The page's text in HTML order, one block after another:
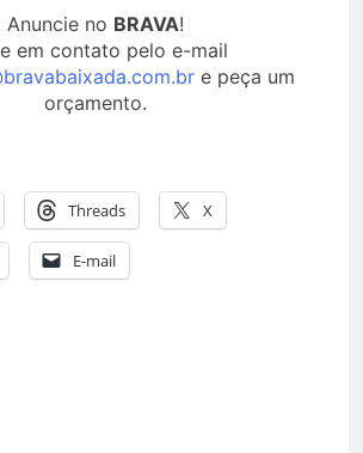
Anuncie no BRAVA!
em contato pelo e-mail
e peça um
orçamento.
Threads X
E-mail